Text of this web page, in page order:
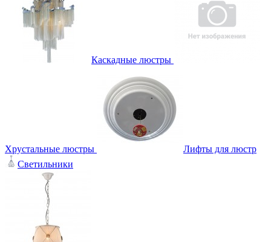
Каскадные люстры
Хрустальные люстры
Лифты для люстр
Светильники